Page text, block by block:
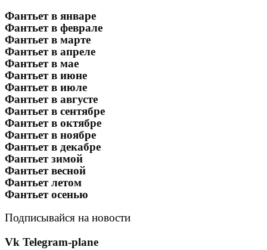
Фантьет в январе
Фантьет в феврале
Фантьет в марте
Фантьет в апреле
Фантьет в мае
Фантьет в июне
Фантьет в июле
Фантьет в августе
Фантьет в сентябре
Фантьет в октябре
Фантьет в ноябре
Фантьет в декабре
Фантьет зимой
Фантьет весной
Фантьет летом
Фантьет осенью
Подписывайся на новости
Vk Telegram-plane